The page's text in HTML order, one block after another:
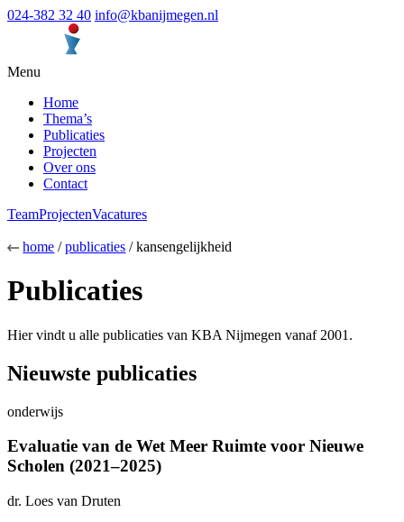
024-382 32 40 info@kbanijmegen.nl
Menu
Home
Thema’s
Publicaties
Projecten
Over ons
Contact
TeamProjectenVacatures
home /publicaties / kansengelijkheid
Publicaties
Hier vindt u alle publicaties van KBA Nijmegen vanaf 2001.
Nieuwste publicaties
onderwijs
Evaluatie van de Wet Meer Ruimte voor Nieuwe
Scholen (2021–2025)
dr. Loes van Druten